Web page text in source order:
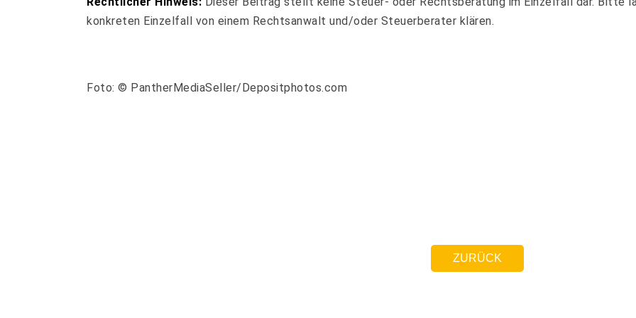
konkreten Einzelfall von einem Rechtsanwalt und/oder Steuerberater klären.
Foto: © PantherMediaSeller/Depositphotos.com
ZURÜCK